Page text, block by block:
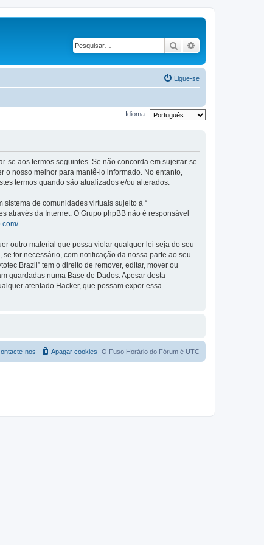
Pesquisar
Ligue-se
Idioma:
se aos termos seguintes. Se não concorda em sujeitar-se
o nosso melhor para mantê-lo informado. No entanto,
termos quando são atualizados e/ou alterados.
sistema de comunidades virtuais sujeito à “
através da Internet. O Grupo phpBB não é responsável
.
outro material que possa violar qualquer lei seja do seu
for necessário, com notificação da nossa parte ao seu
Brazil” tem o direito de remover, editar, mover ou
guardadas numa Base de Dados. Apesar desta
atentado Hacker, que possam expor essa
O Fuso Horário do Fórum é UTC
Apagar cookies
nos